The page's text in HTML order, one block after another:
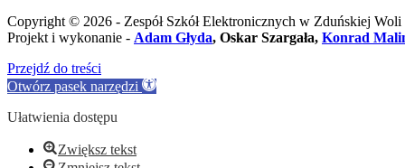
Copyright © 2026 - Zespół Szkół Elektronicznych w Zduńskiej Woli
Projekt i wykonanie - Adam Głyda, Oskar Szargała, Konrad
Przejdź do treści
Otwórz pasek narzędzi
Ułatwienia dostępu
Zwiększ tekst